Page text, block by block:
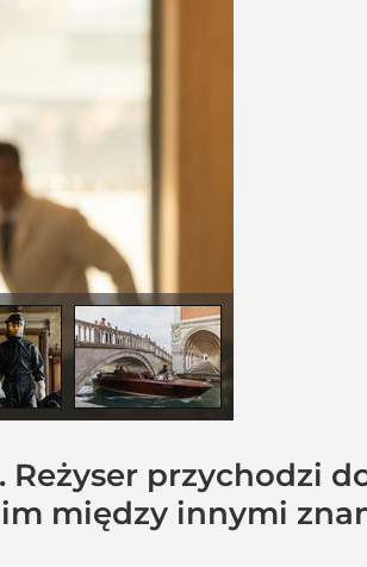
Reżyser przychodzi
między innymi